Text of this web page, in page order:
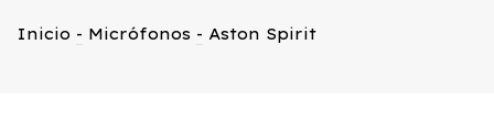
Inicio - Micrófonos - Aston Spirit